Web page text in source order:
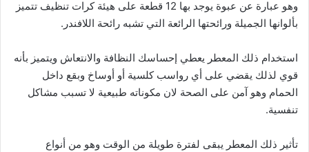
وهو عبارة عن عبوة يوجد بها 12 قطعة على هيئة كرات تنظيف تتميز
بألوانها الجميلة ورائحتها الرائعة التي تشبه رائحة اللافندر.
استخدام ذلك المعطر يعطي إحساسك النظافة والانتعاش ويتميز بأنه
قوي لذلك يقضي على أي رواسب كلسية أو أوساخ وبقع داخل
الحمام وهو آمن على الصحة لان مكوناته طبيعية لا تسبب مشاكل
تنفسية.
تأثير ذلك المعطر يبقى لفترة طويلة من الوقت وهو من أنواع